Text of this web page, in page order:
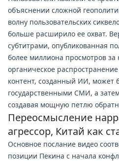
объяснении сложной
волну пользовательских
больше расширило ее охват.
субтитрами, опубликованная
более миллиона просмотров за
органическое
контент, созданный ИИ, может
государственными СМИ, а
создавая мощную петлю
Переосмысление
агрессор, Китай как
Основное послание видео
позиции Пекина с начала